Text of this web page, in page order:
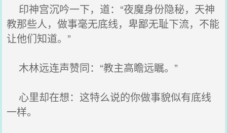
印神宫沉吟一下，道：“夜魔身份隐秘，天神
教那些人，做事毫无底线，卑鄙无耻下流，不能
让他们知道。”
木林远连声赞同：“教主高瞻远瞩。”
心里却在想：这特么说的你做事貌似有底线
一样。